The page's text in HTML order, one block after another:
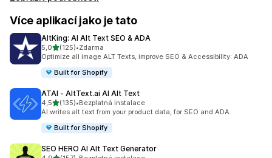
Více aplikací jako je tato
AltKing: AI Alt Text SEO & ADA
5,0z 5 hvězd
(125)
Celkový počet recenzí: 125
•Zdarma
Optimize all image ALT Texts, improve SEO & Accessibility: ADA
Built for Shopify
ATAI ‑ AltText.ai AI Alt Text
4,5z 5 hvězd
(135)
Celkový počet recenzí: 135
•Bezplatná instalace
AI writes alt text from your product data, for SEO and ADA.
Built for Shopify
SEO HERO AI Alt Text Generator